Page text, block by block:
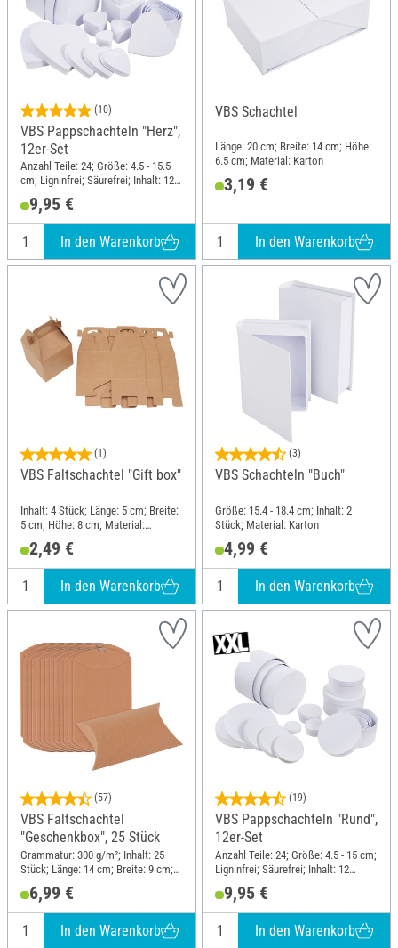
(10)
VBS Pappschachteln "Herz",
12er-Set
Anzahl Teile: 24; Größe: 4.5 - 15.5
cm; Ligninfrei; Säurefrei; Inhalt: 12
Stück; Material: Karton
9,95 €
In den Warenkorb
VBS Schachtel
Länge: 20 cm; Breite: 14 cm; Höhe:
6.5 cm; Material: Karton
3,19 €
In den Warenkorb
(1)
VBS Faltschachtel "Gift box"
Inhalt: 4 Stück; Länge: 5 cm; Breite:
5 cm; Höhe: 8 cm; Material:
Kraftpapier
2,49 €
In den Warenkorb
(3)
VBS Schachteln "Buch"
Größe: 15.4 - 18.4 cm; Inhalt: 2
Stück; Material: Karton
4,99 €
In den Warenkorb
(57)
VBS Faltschachtel
"Geschenkbox", 25 Stück
Grammatur: 300 g/m²; Inhalt: 25
Stück; Länge: 14 cm; Breite: 9 cm;
6,99 €
In den Warenkorb
(19)
VBS Pappschachteln "Rund",
12er-Set
Anzahl Teile: 24; Größe: 4.5 - 15 cm;
Ligninfrei; Säurefrei; Inhalt: 12
9,95 €
In den Warenkorb